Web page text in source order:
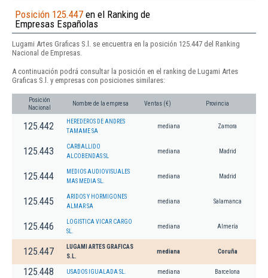
Posición 125.447 en el Ranking de
Empresas Españolas
Lugami Artes Graficas S.l. se encuentra en la posición 125.447 del Ranking
Nacional de Empresas.
A continuación podrá consultar la posición en el ranking de Lugami Artes
Graficas S.l. y empresas con posiciones similares:
Posición
Nacional
Nombre de la empresa Ventas (€) Provincia
125.442
HEREDEROS DE ANDRES
TAMAME SA
mediana Zamora
125.443
CARBALLIDO
ALCOBENDAS SL
mediana Madrid
125.444
MEDIOS AUDIOVISUALES
MAS MEDIA SL.
mediana Madrid
125.445
ARIDOS Y HORMIGONES
ALMAR SA
mediana Salamanca
125.446
LOGISTICA VICAR CARGO
SL.
mediana Almería
125.447
LUGAMI ARTES GRAFICAS
S.L.
mediana Coruña
125.448 USADOS IGUALADA SL. mediana Barcelona